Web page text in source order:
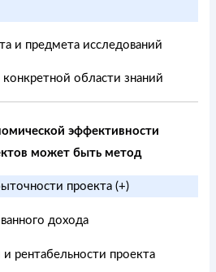
и предмета исследований
области знаний
эффективности
может быть метод
проекта (+)
дохода
рентабельности проекта